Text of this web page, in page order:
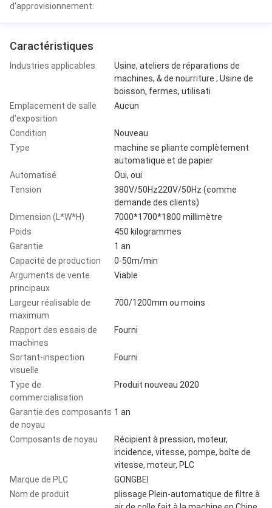
d'approvisionnement:
Caractéristiques
Industries applicables
Usine, ateliers de réparations de
machines, & de nourriture ; Usine de
boisson, fermes, utilisati
Emplacement de salle
d'exposition
Aucun
Condition
Nouveau
Type
machine se pliante complètement
automatique et de papier
Automatisé
Oui, oui
Tension
380V/50Hz220V/50Hz (comme
demande des clients)
Dimension (L*W*H)
7000*1700*1800 millimètre
Poids
450 kilogrammes
Garantie
1 an
Capacité de production
0-50m/min
Arguments de vente
principaux
Viable
Largeur réalisable de
maximum
700/1200mm ou moins
Rapport des essais de
machines
Fourni
Sortant-inspection
visuelle
Fourni
Type de
commercialisation
Produit nouveau 2020
Garantie des composants
de noyau
1 an
Composants de noyau
Récipient à pression, moteur,
incidence, vitesse, pompe, boîte de
vitesse, moteur, PLC
Marque de PLC
GONGBEI
Nom de produit
plissage Plein-automatique de filtre à